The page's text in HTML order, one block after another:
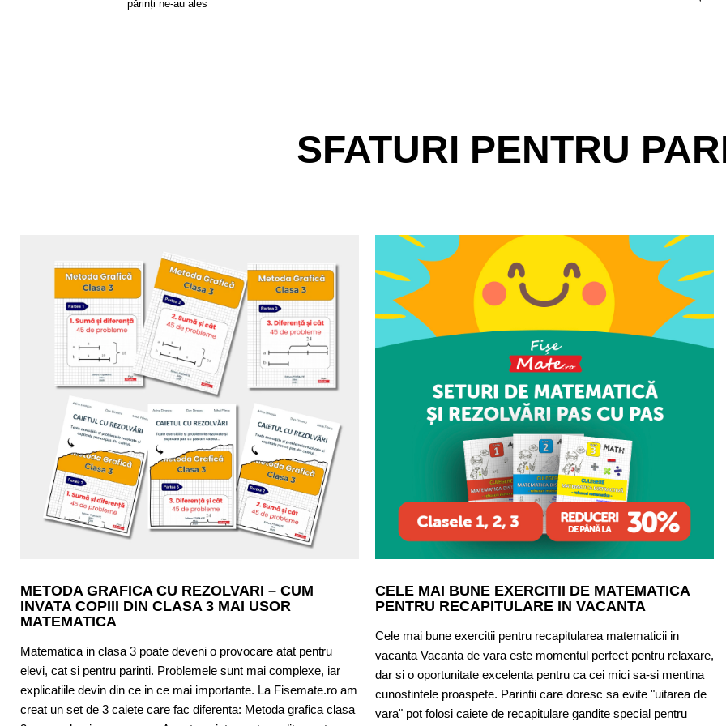
părinți ne-au ales
SFATURI PENTRU
METODA GRAFICA CU REZOLVARI – CUM
INVATA COPIII DIN CLASA 3 MAI USOR
MATEMATICA
Matematica in clasa 3 poate deveni o provocare atat pentru
elevi, cat si pentru parinti. Problemele sunt mai complexe, iar
explicatiile devin din ce in ce mai importante. La Fisemate.ro am
creat un set de 3 caiete care fac diferenta: Metoda grafica clasa
CELE MAI BUNE EXERCITII DE MATEMATICA
PENTRU RECAPITULARE IN VACANTA
Cele mai bune exercitii pentru recapitularea matematicii in
vacanta Vacanta de vara este momentul perfect pentru relaxare,
dar si o oportunitate excelenta pentru ca cei mici sa-si mentina
cunostintele proaspete. Parintii care doresc sa evite "uitarea de
vara" pot folosi caiete de recapitulare gandite special pentru